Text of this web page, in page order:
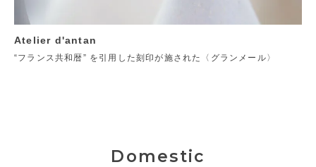
Atelier d'antan
“フランス共和暦” を引用した刻印が施された〈グランメール〉
Domestic